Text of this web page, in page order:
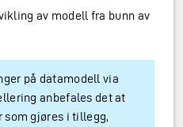
av modell fra bunn av
på datamodell via
anbefales det at
gjøres i tillegg,